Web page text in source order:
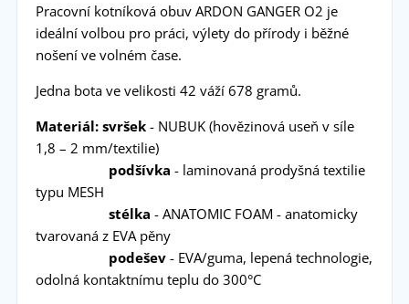
Pracovní kotníková obuv ARDON GANGER O2 je
ideální volbou pro práci, výlety do přírody i běžné
nošení ve volném čase.
Jedna bota ve velikosti 42 váží 678 gramů.
Materiál: svršek- NUBUK (hovězinová useň v síle
1,8 – 2 mm/textilie)
podšívka - laminovaná prodyšná textilie
typu MESH
stélka - ANATOMIC FOAM - anatomicky
tvarovaná z EVA pěny
podešev- EVA/guma, lepená technologie,
odolná kontaktnímu teplu do 300°C